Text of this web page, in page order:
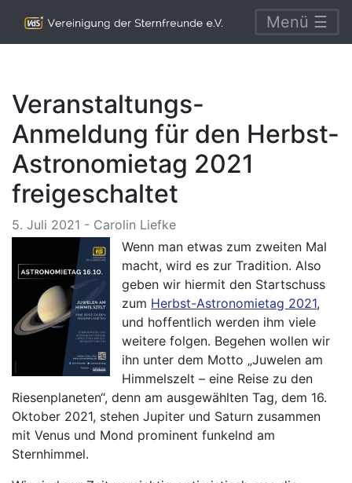
Menü ☰
Veranstaltungs-
Anmeldung für den Herbst-
Astronomietag 2021
freigeschaltet
5. Juli 2021 - Carolin Liefke
Wenn man etwas zum zweiten Mal
macht, wird es zur Tradition. Also
geben wir hiermit den Startschuss
zum Herbst-Astronomietag 2021,
und hoffentlich werden ihm viele
weitere folgen. Begehen wollen wir
ihn unter dem Motto „Juwelen am
Himmelszelt – eine Reise zu den
Riesenplaneten“, denn am ausgewählten Tag, dem 16.
Oktober 2021, stehen Jupiter und Saturn zusammen
mit Venus und Mond prominent funkelnd am
Sternhimmel.